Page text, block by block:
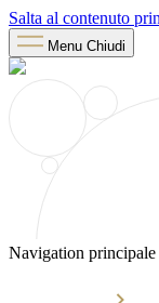
Salta al contenuto
Menu Chiudi
Navigation principale